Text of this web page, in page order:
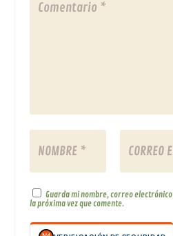
Guarda mi nombre, correo
la próxima vez que comente.